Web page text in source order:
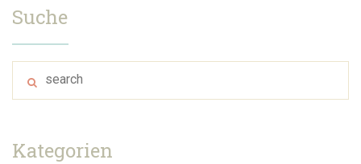
Suche
Kategorien